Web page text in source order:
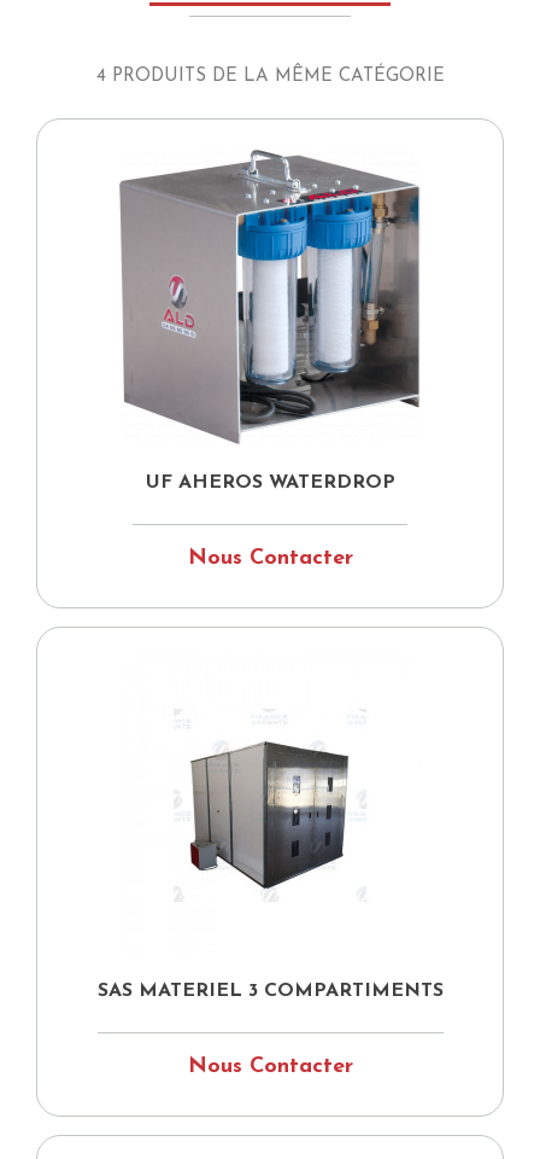
4 PRODUITS DE LA MÊME CATÉGORIE
UF AHEROS WATERDROP
Nous Contacter
SAS MATERIEL 3 COMPARTIMENTS
Nous Contacter